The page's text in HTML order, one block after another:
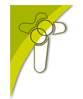
Skip
content